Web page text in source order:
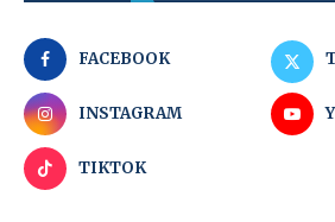
FACEBOOK
INSTAGRAM
TIKTOK